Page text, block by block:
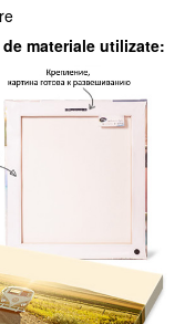
materiale utilizate: